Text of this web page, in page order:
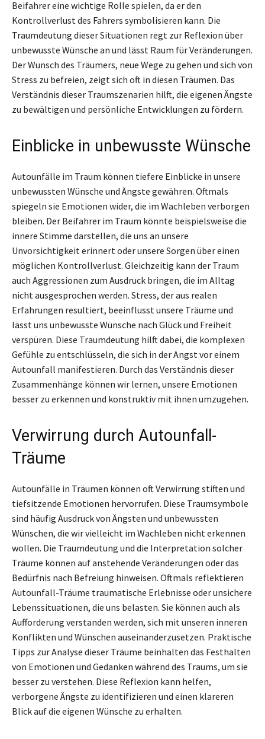
Beifahrer eine wichtige Rolle spielen, da er den
Kontrollverlust des Fahrers symbolisieren kann. Die
Traumdeutung dieser Situationen regt zur Reflexion über
unbewusste Wünsche an und lässt Raum für Veränderungen.
Der Wunsch des Träumers, neue Wege zu gehen und sich von
Stress zu befreien, zeigt sich oft in diesen Träumen. Das
Verständnis dieser Traumszenarien hilft, die eigenen Ängste
zu bewältigen und persönliche Entwicklungen zu fördern.
Einblicke in unbewusste Wünsche
Autounfälle im Traum können tiefere Einblicke in unsere
unbewussten Wünsche und Ängste gewähren. Oftmals
spiegeln sie Emotionen wider, die im Wachleben verborgen
bleiben. Der Beifahrer im Traum könnte beispielsweise die
innere Stimme darstellen, die uns an unsere
Unvorsichtigkeit erinnert oder unsere Sorgen über einen
möglichen Kontrollverlust. Gleichzeitig kann der Traum
auch Aggressionen zum Ausdruck bringen, die im Alltag
nicht ausgesprochen werden. Stress, der aus realen
Erfahrungen resultiert, beeinflusst unsere Träume und
lässt uns unbewusste Wünsche nach Glück und Freiheit
verspüren. Diese Traumdeutung hilft dabei, die komplexen
Gefühle zu entschlüsseln, die sich in der Angst vor einem
Autounfall manifestieren. Durch das Verständnis dieser
Zusammenhänge können wir lernen, unsere Emotionen
besser zu erkennen und konstruktiv mit ihnen umzugehen.
Verwirrung durch Autounfall-
Träume
Autounfälle in Träumen können oft Verwirrung stiften und
tiefsitzende Emotionen hervorrufen. Diese Traumsymbole
sind häufig Ausdruck von Ängsten und unbewussten
Wünschen, die wir vielleicht im Wachleben nicht erkennen
wollen. Die Traumdeutung und die Interpretation solcher
Träume können auf anstehende Veränderungen oder das
Bedürfnis nach Befreiung hinweisen. Oftmals reflektieren
Autounfall-Träume traumatische Erlebnisse oder unsichere
Lebenssituationen, die uns belasten. Sie können auch als
Aufforderung verstanden werden, sich mit unseren inneren
Konflikten und Wünschen auseinanderzusetzen. Praktische
Tipps zur Analyse dieser Träume beinhalten das Festhalten
von Emotionen und Gedanken während des Traums, um sie
besser zu verstehen. Diese Reflexion kann helfen,
verborgene Ängste zu identifizieren und einen klareren
Blick auf die eigenen Wünsche zu erhalten.